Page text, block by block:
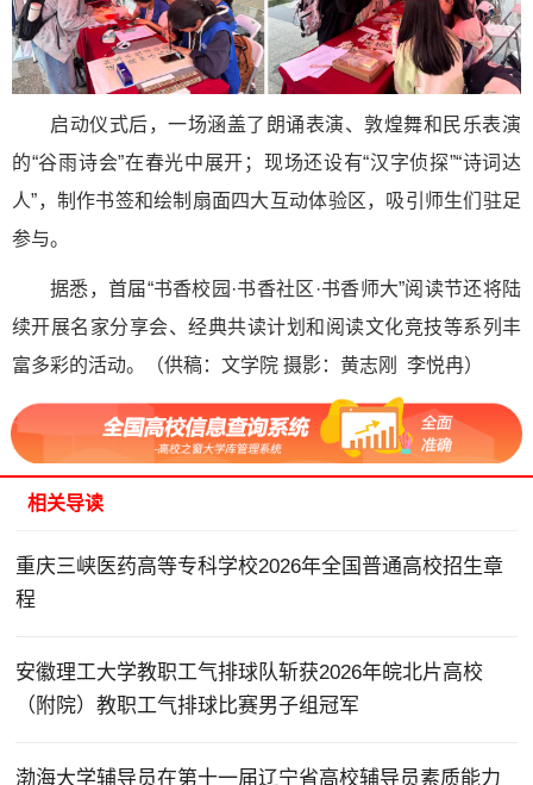
启动仪式后，一场涵盖了朗诵表演、敦煌舞和民乐表演
的“谷雨诗会”在春光中展开；现场还设有“汉字侦探”“诗词达
人”，制作书签和绘制扇面四大互动体验区，吸引师生们驻足
参与。
据悉，首届“书香校园·书香社区·书香师大”阅读节还将陆
续开展名家分享会、经典共读计划和阅读文化竞技等系列丰
富多彩的活动。（供稿：文学院 摄影：黄志刚 李悦冉）
相关导读
重庆三峡医药高等专科学校2026年全国普通高校招生章
程
安徽理工大学教职工气排球队斩获2026年皖北片高校
（附院）教职工气排球比赛男子组冠军
渤海大学辅导员在第十一届辽宁省高校辅导员素质能力